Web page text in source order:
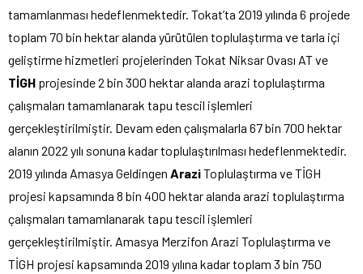
tamamlanması hedeflenmektedir. Tokat’ta 2019 yılında 6 projede
toplam 70 bin hektar alanda yürütülen toplulaştırma ve tarla içi
geliştirme hizmetleri projelerinden Tokat Niksar Ovası AT ve
TİGH projesinde 2 bin 300 hektar alanda arazi toplulaştırma
çalışmaları tamamlanarak tapu tescil işlemleri
gerçekleştirilmiştir. Devam eden çalışmalarla 67 bin 700 hektar
alanın 2022 yılı sonuna kadar toplulaştırılması hedeflenmektedir.
2019 yılında Amasya Geldingen AraziToplulaştırma ve TİGH
projesi kapsamında 8 bin 400 hektar alanda arazi toplulaştırma
çalışmaları tamamlanarak tapu tescil işlemleri
gerçekleştirilmiştir. Amasya Merzifon Arazi Toplulaştırma ve
TİGH projesi kapsamında 2019 yılına kadar toplam 3 bin 750